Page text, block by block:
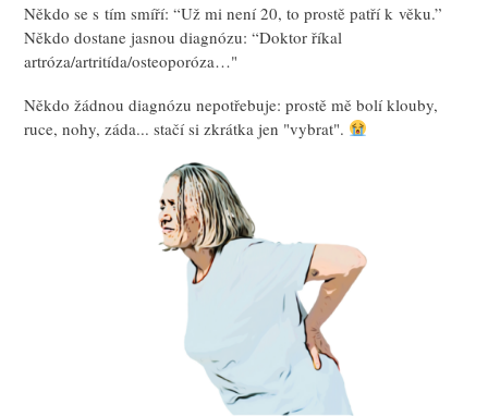
Někdo se s tím smíří: “Už mi není 20, to prostě patří k věku.”
Někdo dostane jasnou diagnózu: “Doktor říkal
artróza/artritída/osteoporóza…"
Někdo žádnou diagnózu nepotřebuje: prostě mě bolí klouby,
ruce, nohy, záda... stačí si zkrátka jen "vybrat".